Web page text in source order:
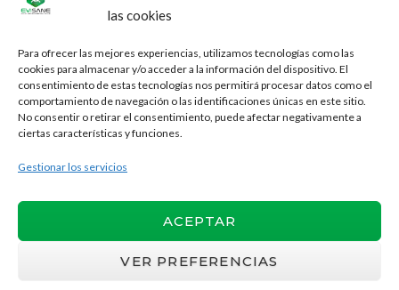
las cookies
Para ofrecer las mejores experiencias, utilizamos tecnologías como las
cookies para almacenar y/o acceder a la información del dispositivo. El
consentimiento de estas tecnologías nos permitirá procesar datos como el
comportamiento de navegación o las identificaciones únicas en este sitio.
No consentir o retirar el consentimiento, puede afectar negativamente a
ciertas características y funciones.
Gestionar los servicios
ACEPTAR
VER PREFERENCIAS